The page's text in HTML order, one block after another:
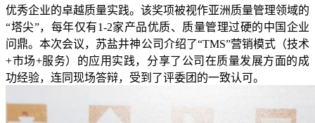
优秀企业的卓越质量实践。该奖项被视作亚洲质量管理领域的
“塔尖”，每年仅有1-2家产品优质、质量管理过硬的中国企业
问鼎。本次会议，苏盐井神公司介绍了“TMS”营销模式（技术
+市场+服务）的应用实践，分享了公司在质量发展方面的成
功经验，连同现场答辩，受到了评委团的一致认可。